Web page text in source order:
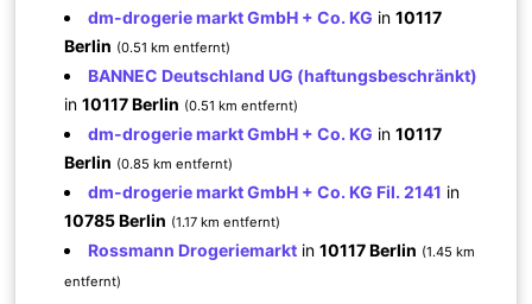
dm-drogerie markt GmbH + Co. KG in10117
Berlin (0.51 km entfernt)
BANNEC Deutschland UG (haftungsbeschränkt)
in10117 Berlin (0.51 km entfernt)
dm-drogerie markt GmbH + Co. KG in10117
Berlin (0.85 km entfernt)
dm-drogerie markt GmbH + Co. KG Fil. 2141 in
10785 Berlin (1.17 km entfernt)
Rossmann Drogeriemarkt in10117 Berlin (1.45 km
entfernt)